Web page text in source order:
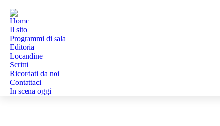
Home
Il sito
Programmi di sala
Editoria
Locandine
Scritti
Ricordati da noi
Contattaci
In scena oggi